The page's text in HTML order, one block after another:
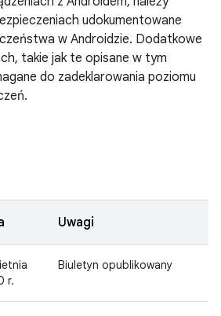
udokumentowane
w Androidzie. Dodatkowe
takie jak te opisane w tym
do zadeklarowania poziomu
Uwagi
r.
Biuletyn opublikowany